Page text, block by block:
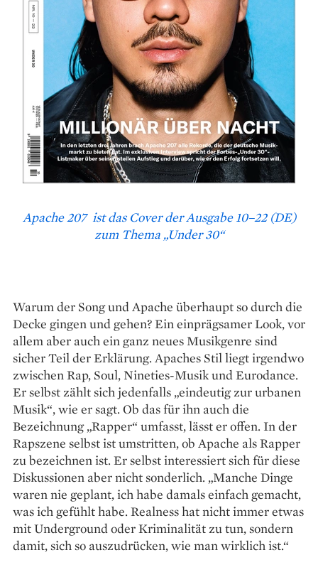
Apache 207 ist das Cover der Ausgabe 10–22 (DE)
zum Thema „Under 30“
Warum der Song und Apache überhaupt so durch die
Decke gingen und gehen? Ein einprägsamer Look, vor
allem aber auch ein ganz neues Musikgenre sind
sicher Teil der Erklärung. Apaches Stil liegt irgendwo
zwischen Rap, Soul, Nineties-Musik und Eurodance.
Er selbst zählt sich jedenfalls „eindeutig zur urbanen
Musik“, wie er sagt. Ob das für ihn auch die
Bezeichnung „Rapper“ umfasst, lässt er offen. In der
Rapszene selbst ist umstritten, ob Apache als Rapper
zu bezeichnen ist. Er selbst interessiert sich für diese
Diskussionen aber nicht sonderlich. „Manche Dinge
waren nie geplant, ich habe damals einfach gemacht,
was ich gefühlt habe. Realness hat nicht immer etwas
mit Underground oder Kriminalität zu tun, sondern
damit, sich so auszudrücken, wie man wirklich ist.“